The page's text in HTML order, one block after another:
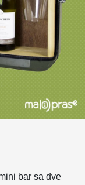
bar sa dve